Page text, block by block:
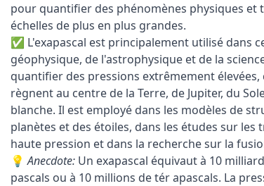
pour quantifier des phénomènes physiques et
échelles de plus en plus grandes.
✅ L'exapascal est principalement utilisé dans
géophysique, de l'astrophysique et de la
quantifier des pressions extrêmement élevées,
règnent au centre de la Terre, de Jupiter, du
blanche. Il est employé dans les modèles de
planètes et des étoiles, dans les études sur les
haute pression et dans la recherche sur la
💡Anecdote: Un exapascal équivaut à 10
pascals ou à 10 millions de tér apascals. La